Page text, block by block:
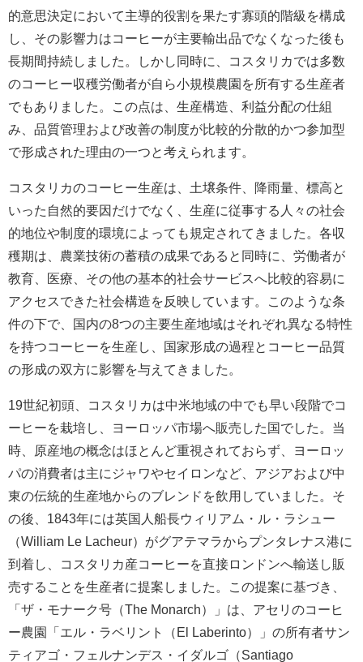
的意思決定において主導的役割を果たす寡頭的階級を構成
し、その影響力はコーヒーが主要輸出品でなくなった後も
長期間持続しました。しかし同時に、コスタリカでは多数
のコーヒー収穫労働者が自ら小規模農園を所有する生産者
でもありました。この点は、生産構造、利益分配の仕組
み、品質管理および改善の制度が比較的分散的かつ参加型
で形成された理由の一つと考えられます。
コスタリカのコーヒー生産は、土壌条件、降雨量、標高と
いった自然的要因だけでなく、生産に従事する人々の社会
的地位や制度的環境によっても規定されてきました。各収
穫期は、農業技術の蓄積の成果であると同時に、労働者が
教育、医療、その他の基本的社会サービスへ比較的容易に
アクセスできた社会構造を反映しています。このような条
件の下で、国内の8つの主要生産地域はそれぞれ異なる特性
を持つコーヒーを生産し、国家形成の過程とコーヒー品質
の形成の双方に影響を与えてきました。
19世紀初頭、コスタリカは中米地域の中でも早い段階でコ
ーヒーを栽培し、ヨーロッパ市場へ販売した国でした。当
時、原産地の概念はほとんど重視されておらず、ヨーロッ
パの消費者は主にジャワやセイロンなど、アジアおよび中
東の伝統的生産地からのブレンドを飲用していました。そ
の後、1843年には英国人船長ウィリアム・ル・ラシュー
（William Le Lacheur）がグアテマラからプンタレナス港に
到着し、コスタリカ産コーヒーを直接ロンドンへ輸送し販
売することを生産者に提案しました。この提案に基づき、
「ザ・モナーク号（The Monarch）」は、アセリのコーヒ
ー農園「エル・ラベリント（El Laberinto）」の所有者サン
ティアゴ・フェルナンデス・イダルゴ（Santiago